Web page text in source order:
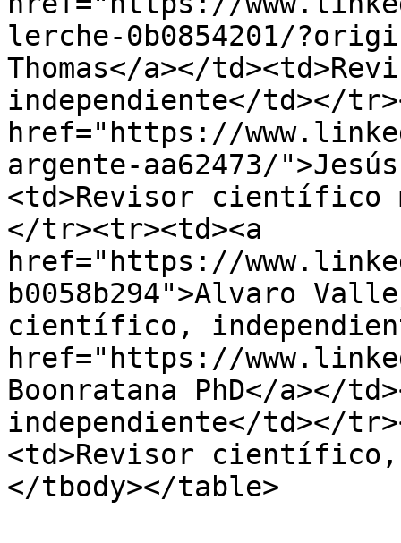
lerche-0b0854201/
Thomas</a></
independiente</td></
href="https://
argente-aa62473/
<td>Revisor científico
</tr><tr><td><a
href="https://
b0058b294">Alvaro
científico,
href="https://
Boonratana PhD</a></
independiente</td></
<td>Revisor